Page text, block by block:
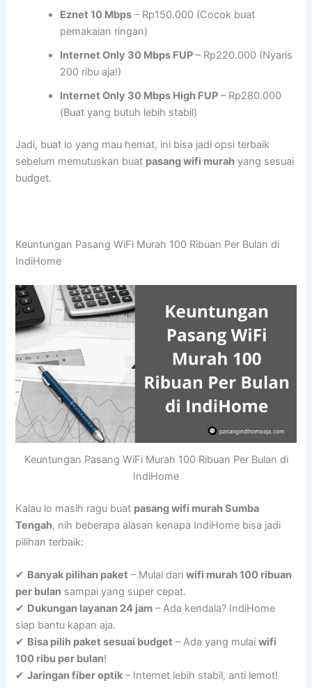
Eznet 10 Mbps – Rp150.000 (Cocok buat
pemakaian ringan)
Internet Only 30 Mbps FUP – Rp220.000 (Nyaris
200 ribu aja!)
Internet Only 30 Mbps High FUP – Rp280.000
(Buat yang butuh lebih stabil)
Jadi, buat lo yang mau hemat, ini bisa jadi opsi terbaik
sebelum memutuskan buat pasang wifi murah yang sesuai
budget.
Keuntungan Pasang WiFi Murah 100 Ribuan Per Bulan di
IndiHome
Keuntungan Pasang WiFi Murah 100 Ribuan Per Bulan di
IndiHome
Kalau lo masih ragu buat pasang wifi murah Sumba
Tengah, nih beberapa alasan kenapa IndiHome bisa jadi
pilihan terbaik:
✔ Banyak pilihan paket – Mulai dariwifi murah 100 ribuan
per bulan sampai yang super cepat.
✔ Dukungan layanan 24 jam – Ada kendala? IndiHome
siap bantu kapan aja.
✔ Bisa pilih paket sesuai budget – Ada yang mulaiwifi
100 ribu per bulan!
✔Jaringan fiber optik – Internet lebih stabil, anti lemot!